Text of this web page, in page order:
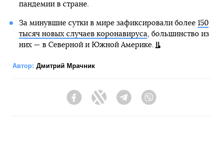
пандемии в стране.
За минувшие сутки в мире зафиксировали более 150
тысяч новых случаев коронавируса, большинство из
них — в Северной и Южной Америке.
Автор: Дмитрий Мрачник
FacebookTwitter Telegram